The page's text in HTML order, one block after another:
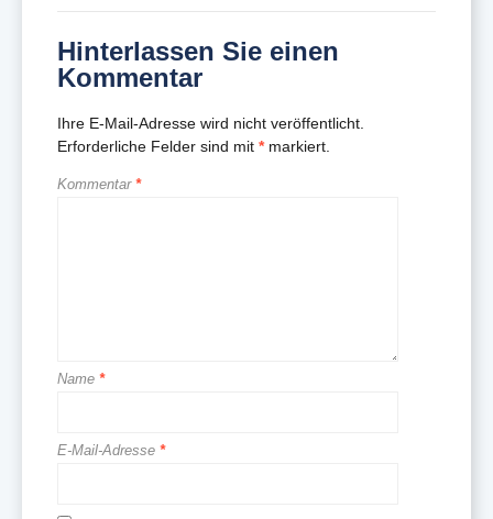
Hinterlassen Sie einen
Kommentar
Ihre E-Mail-Adresse wird nicht veröffentlicht.
Erforderliche Felder sind mit *markiert.
Kommentar *
Name *
E-Mail-Adresse *